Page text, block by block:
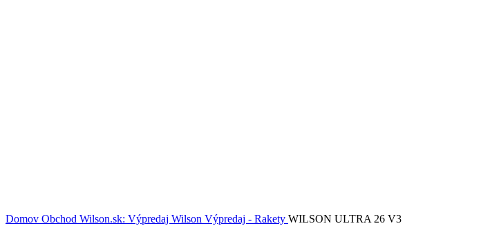
Domov Obchod Wilson.sk: Výpredaj Wilson Výpredaj - Rakety WILSON ULTRA 26 V3